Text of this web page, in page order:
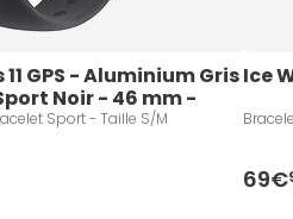
GPS - Aluminium Gris
Noir - 46 mm -
Gris sidéral - Bracelet Sport - Taille S/M
Ice
69€